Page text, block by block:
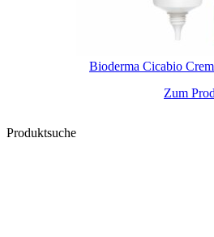
Bioderma Cicabio
Zum
Produktsuche